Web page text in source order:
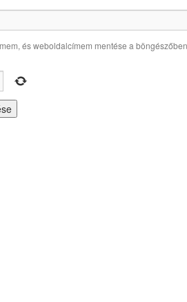
és weboldalcímem mentése a